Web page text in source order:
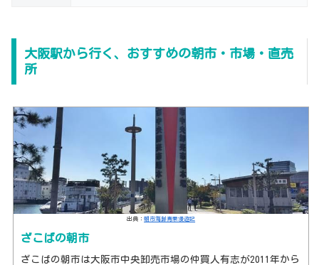
大阪駅から行く、おすすめの朝市・市場・直売
所
出典：朝市海鮮青果漫遊記
ざこばの朝市
ざこばの朝市は大阪市中央卸売市場の仲買人有志が2011年から